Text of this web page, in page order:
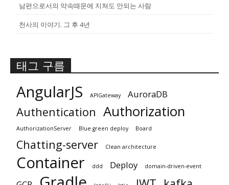
남편으로서의 약속때문에 지쳐도 안되는 사람
천사의 이야기. 그 후 4년
태그 구름
AngularJS APIGateway AuroraDB
Authentication Authorization
AuthorizationServer Blue green deploy Board
Chatting-server Clean architecture
Container ddd Deploy domain-driven-event